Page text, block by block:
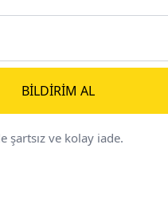
BILDIRIM AL
şartsız ve kolay iade.